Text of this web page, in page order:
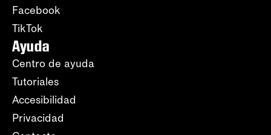
Facebook
TikTok
Ayuda
Centro de ayuda
Tutoriales
Accesibilidad
Privacidad